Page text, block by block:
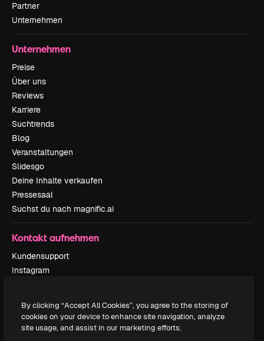
Partner
Unternehmen
Unternehmen
Preise
Über uns
Reviews
Karriere
Suchtrends
Blog
Veranstaltungen
Slidesgo
Deine Inhalte verkaufen
Pressesaal
Suchst du nach magnific.ai
Kontakt aufnehmen
Kundensupport
Instagram
TikTok
Discord
By clicking “Accept All Cookies”, you agree to the storing of
cookies on your device to enhance site navigation, analyze
site usage, and assist in our marketing efforts.